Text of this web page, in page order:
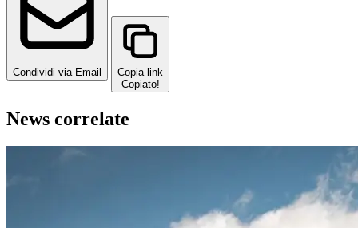
Condividi via Email
Copia link
Copiato!
News correlate